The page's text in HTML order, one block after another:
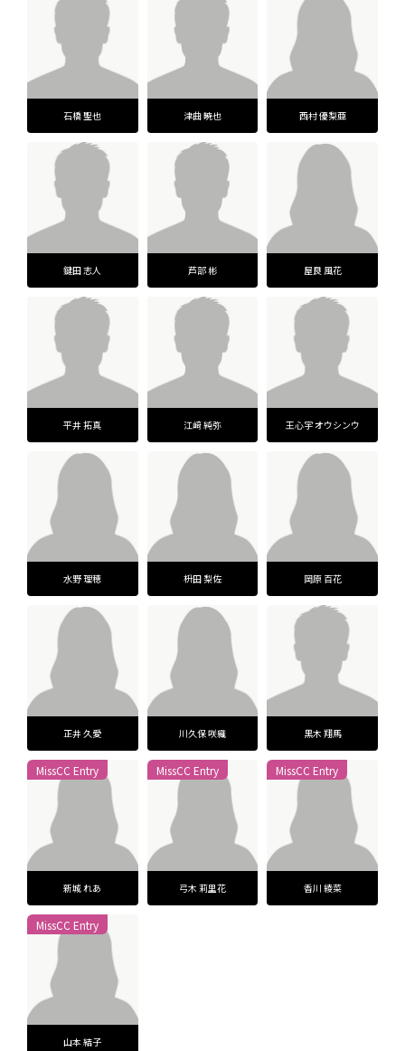
石橋 聖也 津曲 暁也 西村 優梨亜
鍵田 志人 芦部 彬 屋良 風花
平井 拓真 江﨑 純弥 王心宇 オウシンウ
水野 理穂 枡田 梨佐 岡原 百花
正井 久愛 川久保 咲織 黒木 翔馬
MissCC Entry
新城 れあ
MissCC Entry
弓木 莉里花
MissCC Entry
香川 綾菜
MissCC Entry
山本 結子